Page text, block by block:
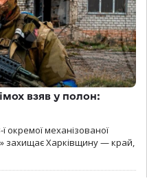
взяв у полон:
окремої механізованої
захищає Харківщину — край,